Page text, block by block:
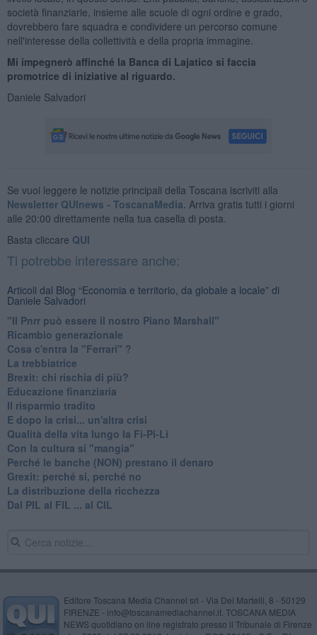
società finanziarie, insieme alle scuole di ogni ordine e grado,
dovrebbero fare squadra e condividere un percorso comune
nell'interesse della collettività e della propria immagine.
Mi impegnerò affinché la Banca di Lajatico si faccia
promotrice di iniziative al riguardo.
Daniele Salvadori
Se vuoi leggere le notizie principali della Toscana iscriviti alla
Newsletter QUInews - ToscanaMedia. Arriva gratis tutti i giorni
alle 20:00 direttamente nella tua casella di posta.
Basta cliccare QUI
Ti potrebbe interessare anche:
Articoli dal Blog “Economia e territorio, da globale a locale” di
Daniele Salvadori
"Il Pnrr può essere il nostro Piano Marshall"
Ricambio generazionale
Cosa c'entra la "Ferrari" ?
La trebbiatrice
Brexit: chi rischia di più?
Educazione finanziaria
Il risparmio tradito
E dopo la crisi... un'altra crisi
Qualità della vita lungo la Fi-Pi-Li
​Con la cultura si "mangia"
​Perché le banche (NON) prestano il denaro
Grexit: perché si, perché no
La distribuzione della ricchezza
Dal PIL al FIL ... al CIL
Editore Toscana Media Channel srl - Via Dei Martelli, 8 - 50129
FIRENZE - info@toscanamediachannel.it. TOSCANA MEDIA
NEWS quotidiano on line registrato presso il Tribunale di Firenze